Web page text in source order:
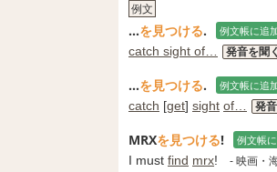
例文
…を見つける. 例文帳に追
catch sight of… 発音を聞く
…を見つける. 例文帳に追
catch [get] sight of… 発
MRXを見つける! 例文帳
I must find mrx! - 映画・